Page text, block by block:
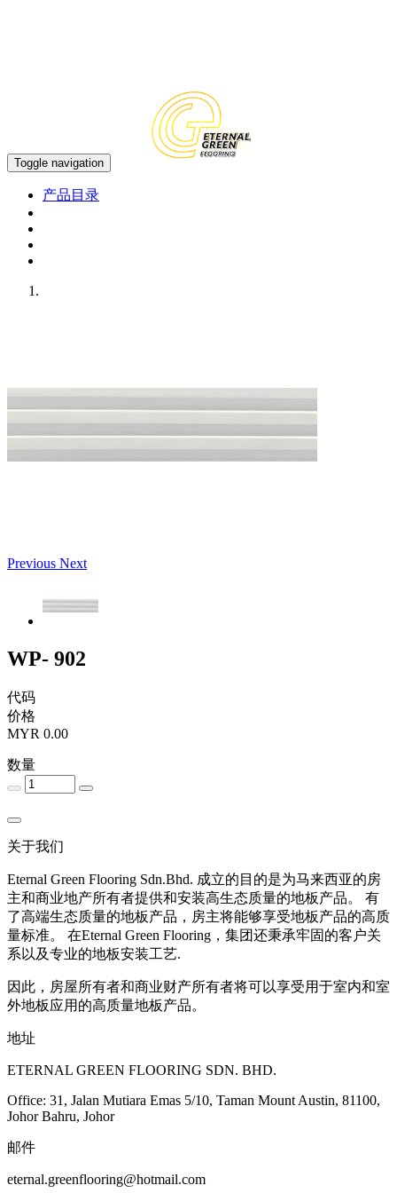
Toggle navigation
产品目录
Previous Next
WP- 902
代码
价格
MYR 0.00
数量
关于我们
Eternal Green Flooring Sdn.Bhd. 成立的目的是为马来西亚的房
主和商业地产所有者提供和安装高生态质量的地板产品。 有
了高端生态质量的地板产品，房主将能够享受地板产品的高质
量标准。 在Eternal Green Flooring，集团还秉承牢固的客户关
系以及专业的地板安装工艺.
因此，房屋所有者和商业财产所有者将可以享受用于室内和室
外地板应用的高质量地板产品。
地址
ETERNAL GREEN FLOORING SDN. BHD.
Office: 31, Jalan Mutiara Emas 5/10, Taman Mount Austin, 81100,
Johor Bahru, Johor
邮件
eternal.greenflooring@hotmail.com